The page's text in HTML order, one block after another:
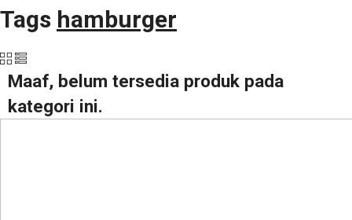
Tags hamburger
Maaf, belum tersedia produk pada
kategori ini.